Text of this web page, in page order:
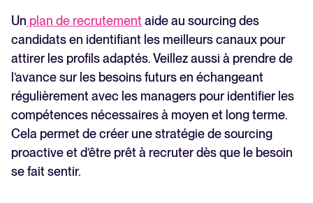
Un plan de recrutementaide au sourcing des
candidats en identifiant les meilleurs canaux pour
attirer les profils adaptés. Veillez aussi à prendre de
l’avance sur les besoins futurs en échangeant
régulièrement avec les managers pour identifier les
compétences nécessaires à moyen et long terme.
Cela permet de créer une stratégie de sourcing
proactive et d’être prêt à recruter dès que le besoin
se fait sentir.